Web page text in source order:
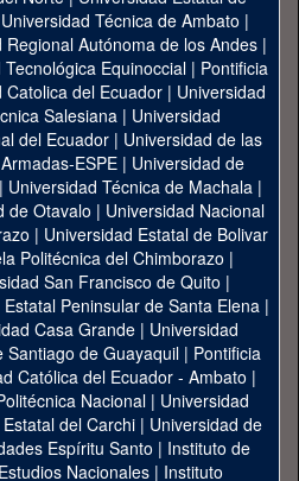
Universidad Técnica de Ambato |
Regional Autónoma de los Andes|
Tecnológica Equinoccial| Pontificia
Catolica del Ecuador | Universidad
Salesiana | Universidad
del Ecuador | Universidad de las
ESPE | Universidad de
Universidad Técnica de Machala|
de Otavalo | Universidad Nacional
| Universidad Estatal de Bolivar
Politécnica del Chimborazo |
San Francisco de Quito |
Peninsular de Santa Elena|
Casa Grande | Universidad
Santiago de Guayaquil| Pontificia
Católica del Ecuador - Ambato |
Nacional| Universidad
del Carchi| Universidad de
Espíritu Santo | Instituto de
Nacionales | Instituto